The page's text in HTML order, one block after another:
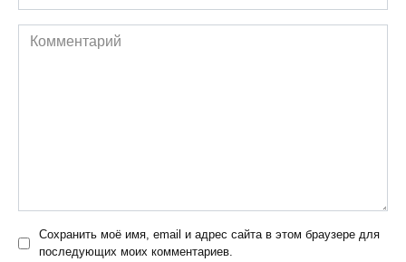
Комментарий
Сохранить моё имя, email и адрес сайта в этом браузере для
последующих моих комментариев.